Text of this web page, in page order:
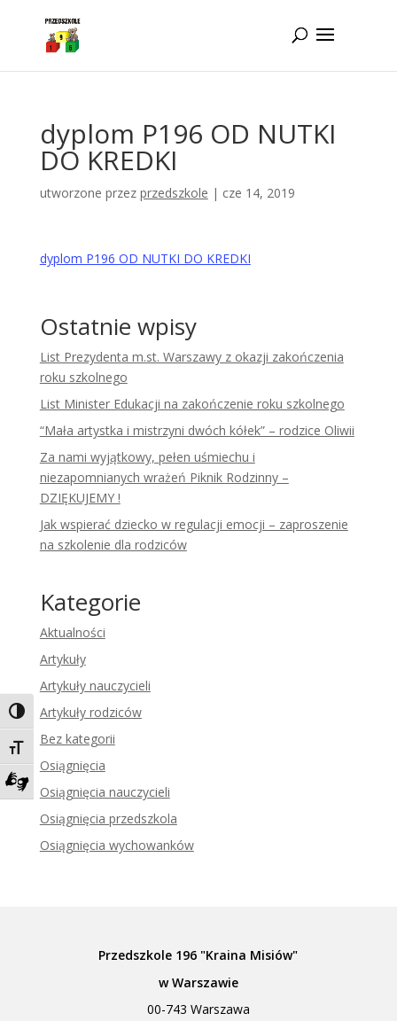
Toggle High Contrast
Toggle Font size
Zadzwoń do tłumacza języka migowego
dyplom P196 OD NUTKI
DO KREDKI
utworzone przez przedszkole | cze 14, 2019
dyplom P196 OD NUTKI DO KREDKI
Ostatnie wpisy
List Prezydenta m.st. Warszawy z okazji zakończenia
roku szkolnego
List Minister Edukacji na zakończenie roku szkolnego
“Mała artystka i mistrzyni dwóch kółek” – rodzice Oliwii
Za nami wyjątkowy, pełen uśmiechu i
niezapomnianych wrażeń Piknik Rodzinny –
DZIĘKUJEMY !
Jak wspierać dziecko w regulacji emocji – zaproszenie
na szkolenie dla rodziców
Kategorie
Aktualności
Artykuły
Artykuły nauczycieli
Artykuły rodziców
Bez kategorii
Osiągnięcia
Osiągnięcia nauczycieli
Osiągnięcia przedszkola
Osiągnięcia wychowanków
Przedszkole 196 "Kraina Misiów"
w Warszawie
00-743 Warszawa